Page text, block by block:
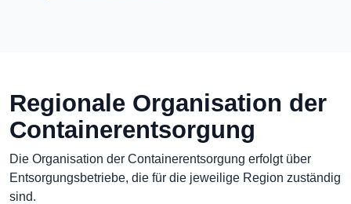
Regionale Organisation der
Containerentsorgung
Die Organisation der Containerentsorgung erfolgt über
Entsorgungsbetriebe, die für die jeweilige Region zuständig
sind.